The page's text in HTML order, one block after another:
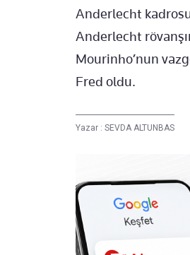
Anderlecht
Anderlecht
Mourinho’nun
Fred oldu.
Yazar : SEVDA ALTUNBAS